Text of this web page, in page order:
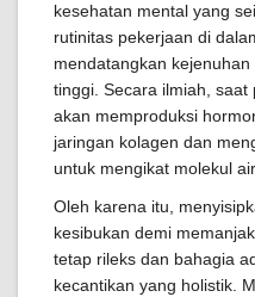
kesehatan mental yang
rutinitas pekerjaan di
mendatangkan
tinggi. Secara ilmiah, saat
akan memproduksi
jaringan kolagen dan
untuk mengikat molekul
Oleh karena itu,
kesibukan demi
tetap rileks dan bahagia
kecantikan yang holistik.